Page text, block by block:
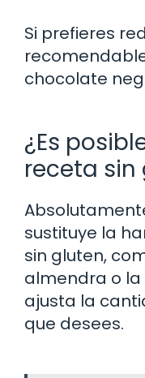
Si prefieres
chocolate
¿Es
receta sin
sustituye la
sin gluten,
almendra o la
ajusta la
que desees.